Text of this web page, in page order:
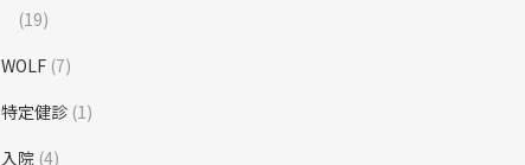
(19)
WOLF (7)
特定健診 (1)
入院 (4)